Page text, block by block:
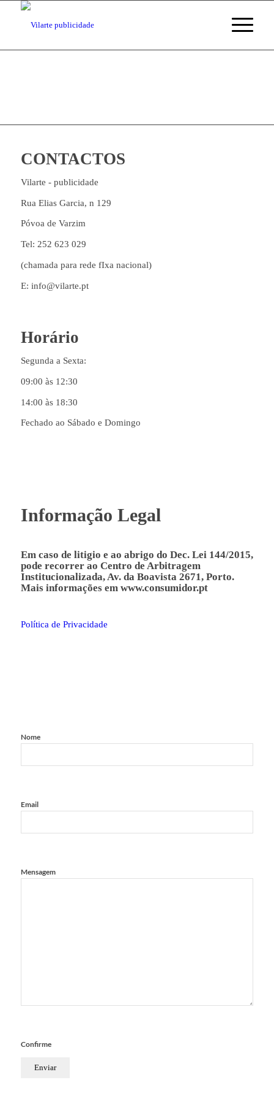
CONTACTOS
Vilarte - publicidade
Rua Elias Garcia, n 129
Póvoa de Varzim
Tel: 252 623 029
(chamada para rede fIxa nacional)
E: info@vilarte.pt
Horário
Segunda a Sexta:
09:00 às 12:30
14:00 às 18:30
Fechado ao Sábado e Domingo
Informação Legal
Em caso de litigio e ao abrigo do Dec. Lei 144/2015,
pode recorrer ao Centro de Arbitragem
Institucionalizada, Av. da Boavista 2671, Porto.
Mais informações em www.consumidor.pt
Política de Privacidade
Nome
Email
Mensagem
Confirme